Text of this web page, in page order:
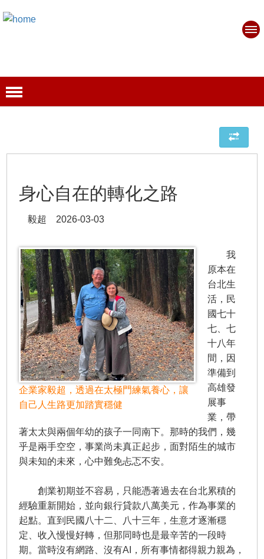
身心自在的轉化之路
毅超 2026-03-03
企業家毅超，透過在太極門練氣養心，讓
自己人生路更加踏實穩健
我
原本在
台北生
活，民
國七十
七、七
十八年
間，因
準備到
高雄發
展事
業，帶
著太太與兩個年幼的孩子一同南下。那時的我們，幾
乎是兩手空空，事業尚未真正起步，面對陌生的城市
與未知的未來，心中難免忐忑不安。
創業初期並不容易，只能憑著過去在台北累積的
經驗重新開始，並向銀行貸款八萬美元，作為事業的
起點。直到民國八十二、八十三年，生意才逐漸穩
定、收入慢慢好轉，但那同時也是最辛苦的一段時
期。當時沒有網路、沒有AI，所有事情都得親力親為，